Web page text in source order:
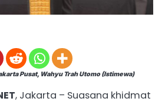
Pusat, Wahyu Trah Utomo (Istimewa)
, Jakarta – Suasana khidmat